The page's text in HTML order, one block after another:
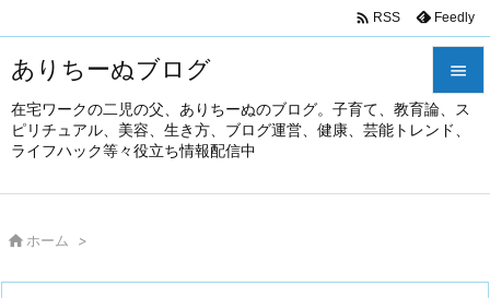
ありちーぬブログ
在宅ワークの二児の父、ありちーぬのブログ。子育て、教育論、ス
ピリチュアル、美容、生き方、ブログ運営、健康、芸能トレンド、
ライフハック等々役立ち情報配信中


メニュ
前へ

 RSS Feedly
 ホーム >